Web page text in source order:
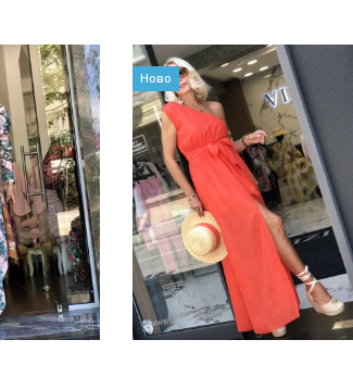
Ново